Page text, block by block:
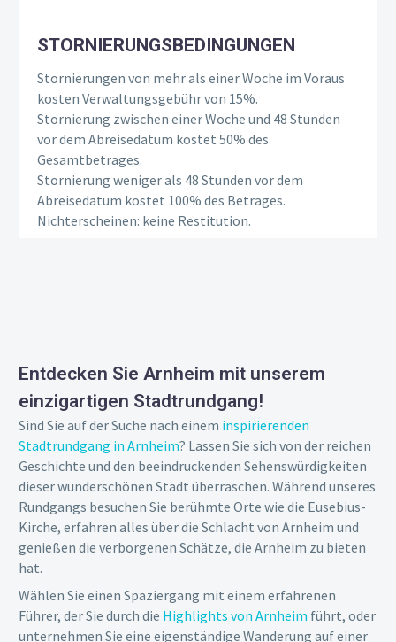
STORNIERUNGSBEDINGUNGEN
Stornierungen von mehr als einer Woche im Voraus
kosten Verwaltungsgebühr von 15%.
Stornierung zwischen einer Woche und 48 Stunden
vor dem Abreisedatum kostet 50% des
Gesamtbetrages.
Stornierung weniger als 48 Stunden vor dem
Abreisedatum kostet 100% des Betrages.
Nichterscheinen: keine Restitution.
Entdecken Sie Arnheim mit unserem
einzigartigen Stadtrundgang!
Sind Sie auf der Suche nach einem inspirierenden
Stadtrundgang in Arnheim? Lassen Sie sich von der reichen
Geschichte und den beeindruckenden Sehenswürdigkeiten
dieser wunderschönen Stadt überraschen. Während unseres
Rundgangs besuchen Sie berühmte Orte wie die Eusebius-
Kirche, erfahren alles über die Schlacht von Arnheim und
genießen die verborgenen Schätze, die Arnheim zu bieten
hat.
Wählen Sie einen Spaziergang mit einem erfahrenen
Führer, der Sie durch die Highlights von Arnheim führt, oder
unternehmen Sie eine eigenständige Wanderung auf einer